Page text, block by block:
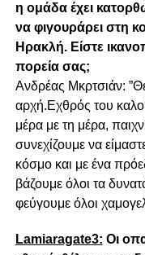
η ομάδα έχει
να φιγουράρει στη
Ηρακλή. Είστε
πορεία σας;
Aνδρέας Μκρτσιάν:
αρχή.Εχθρός του
μέρα με τη μέρα,
συνεχίζουμε να
κόσμο και με ένα
βάζουμε όλοι τα
φεύγουμε όλοι
Lamiaragate3: Οι